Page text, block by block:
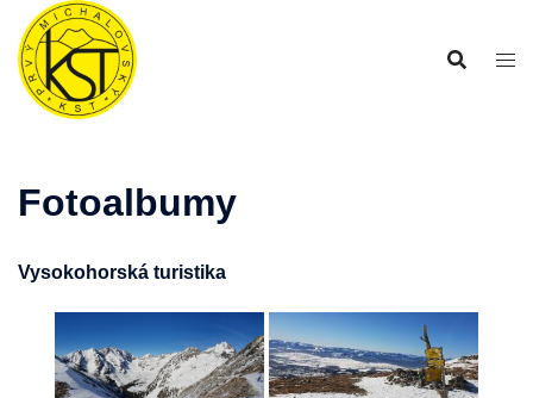
Preskočiť
obsah
Fotoalbumy
Vysokohorská turistika